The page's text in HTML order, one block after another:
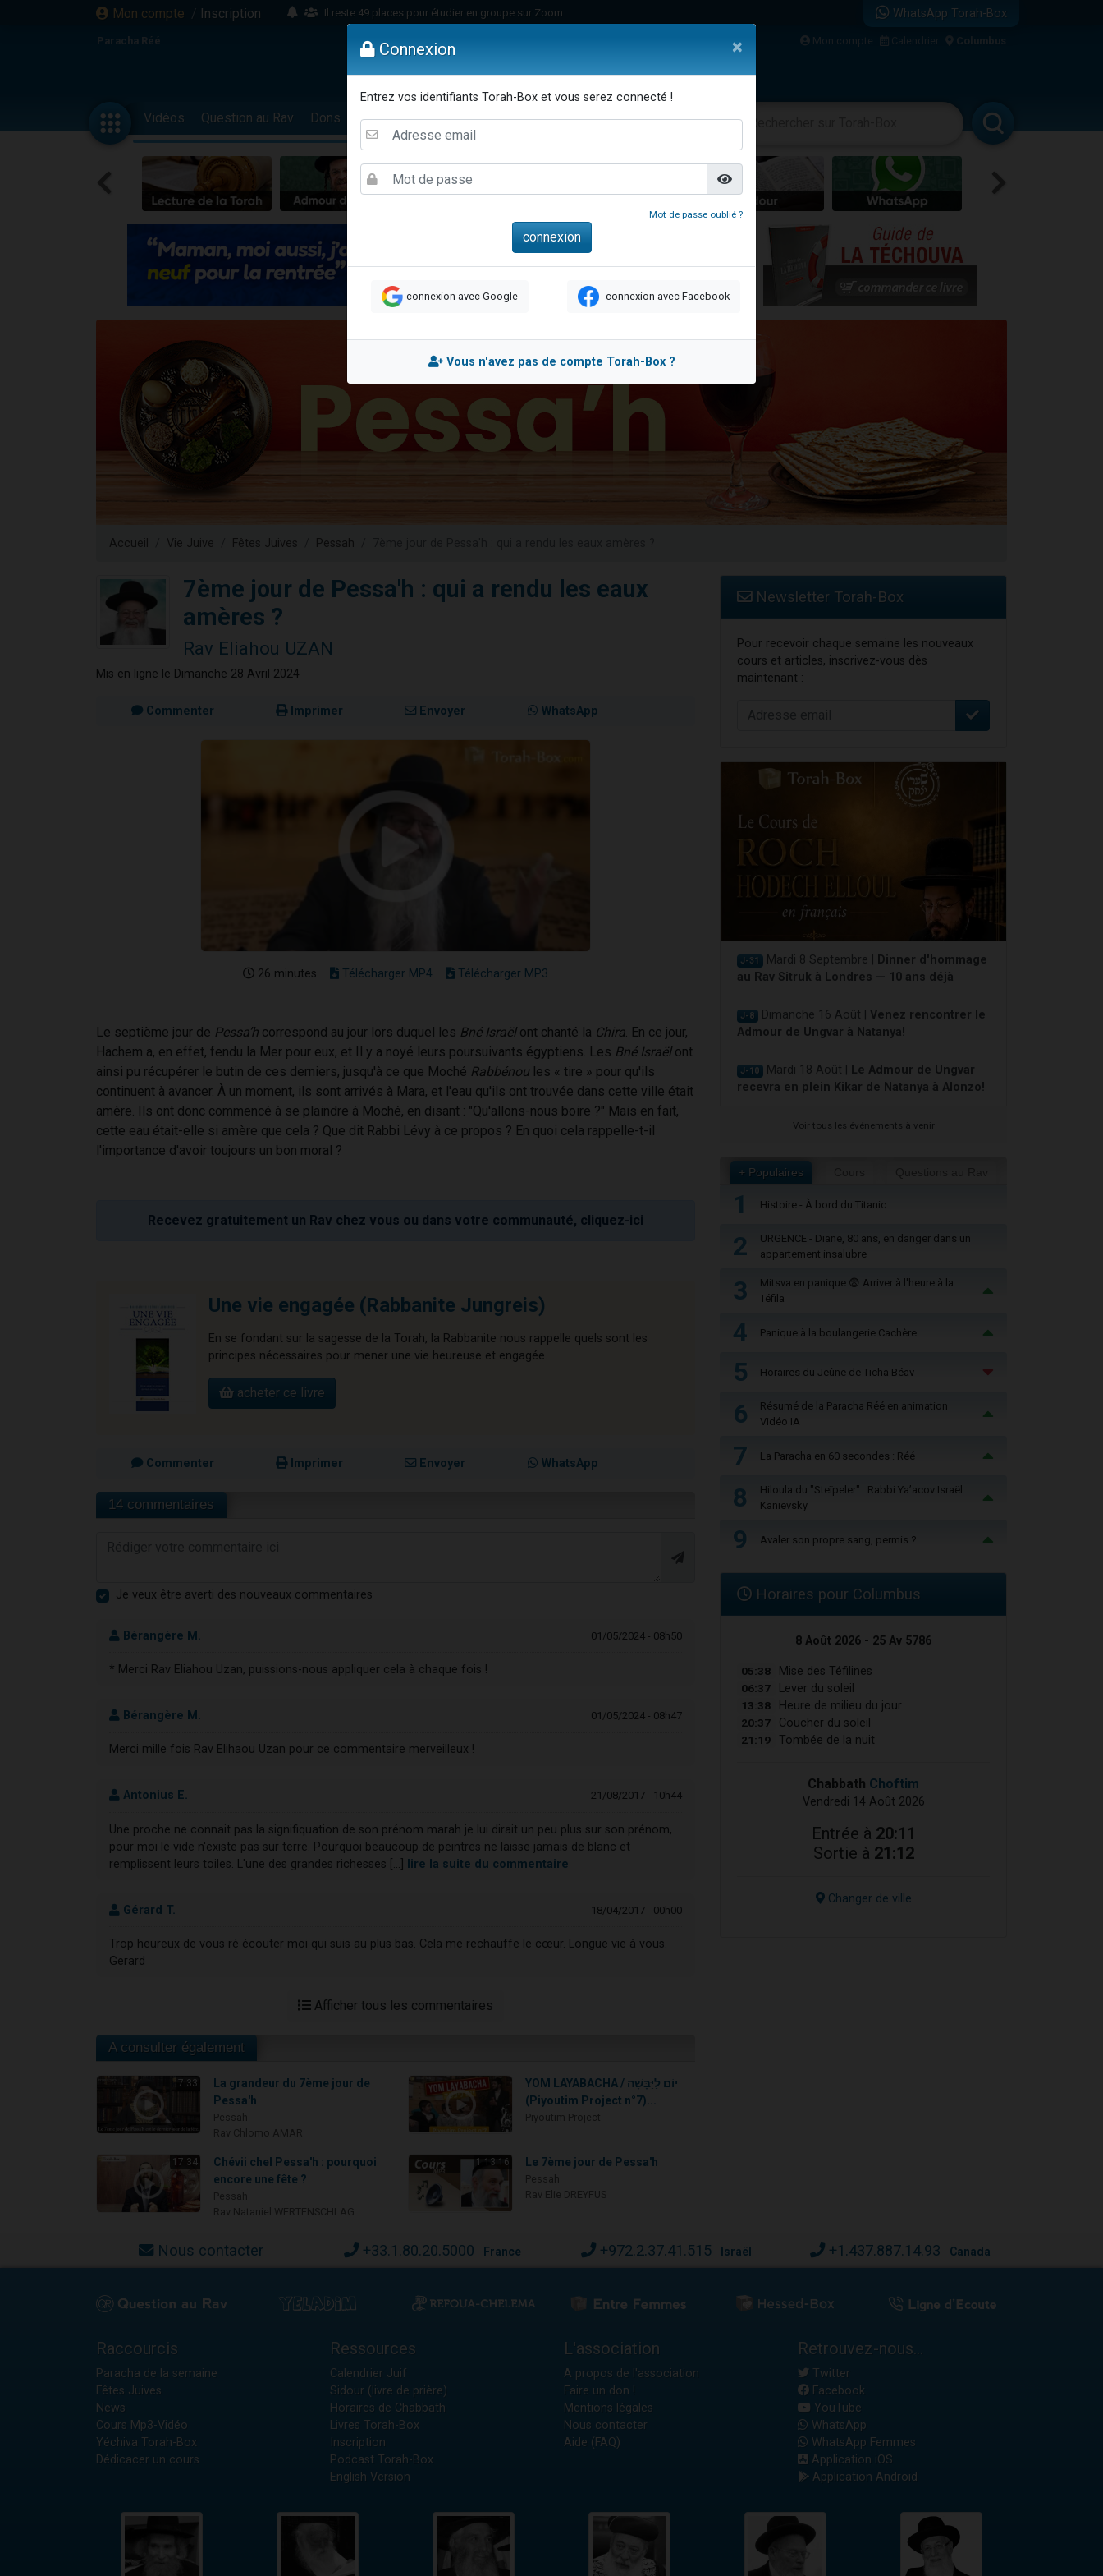
Mon compte / Inscription
Il reste 49 places pour étudier en groupe sur Zoom
16 personnes viennent de faire un don pour Diane, 80 ans, dans un appartement insalubre
2 personnes viennent de faire un don pour 1 Journée de Vacances Pour les Enfants
17 personnes viennent de demander une bénédiction
4 personnes viennent de nous rejoindre sur WhatsApp
Il reste 49 places pour étudier en groupe sur Zoom
4 personnes viennent de nous rejoindre sur WhatsApp
3 personnes viennent de nous rejoindre sur WhatsApp
Odaya vient de donner son Maasser
2 personnes viennent de nous rejoindre sur WhatsApp
13 personnes viennent de demander une bénédiction
30 personnes viennent de faire un don pour Sauvez la jambe de Yohan
Il reste 49 places pour étudier en groupe sur Zoom
WhatsApp Torah-Box
Paracha Réé Mon compte Calendrier Columbus
Vidéos Question au Rav Dons Femmes Enfants Etude sur Texte Musique Paracha Divertissements
Accueil Vie Juive Fêtes Juives Pessah
7ème jour de Pessa'h : qui a rendu les eaux
amères ?
Rav Eliahou UZAN
Mis en ligne le Dimanche 28 Avril 2024
Commenter Imprimer Envoyer WhatsApp
26 minutes Télécharger MP4 Télécharger MP3
Le septième jour de Pessa’h correspond au jour lors duquel les Bné Israëlont chanté la Chira. En ce jour,
Hachem a, en effet, fendu la Mer pour eux, et Il y a noyé leurs poursuivants égyptiens. Les Bné Israëlont
ainsi pu récupérer le butin de ces derniers, jusqu'à ce que Moché Rabbénou les « tire » pour qu'ils
continuent à avancer. À un moment, ils sont arrivés à Mara, et l'eau qu'ils ont trouvée dans cette ville était
amère. Ils ont donc commencé à se plaindre à Moché, en disant : "Qu'allons-nous boire ?" Mais en fait,
cette eau était-elle si amère que cela ? Que dit Rabbi Lévy à ce propos ? En quoi cela rappelle-t-il
l'importance d'avoir toujours un bon moral ?
Recevez gratuitement un Rav chez vous ou dans votre communauté, cliquez-ici
Une vie engagée (Rabbanite Jungreis)
En se fondant sur la sagesse de la Torah, la Rabbanite nous rappelle quels sont les
principes nécessaires pour mener une vie heureuse et engagée.
acheter ce livre
Commenter Imprimer Envoyer WhatsApp
14 commentaires
Je veux être averti des nouveaux commentaires
Bérangère M. 01/05/2024 - 08h50
* Merci Rav Eliahou Uzan, puissions-nous appliquer cela à chaque fois !
Bérangère M. 01/05/2024 - 08h47
Merci mille fois Rav Elihaou Uzan pour ce commentaire merveilleux !
Antonius E. 21/08/2017 - 10h44
Une proche ne connait pas la signifiquation de son prénom marah je lui dirait un peu plus sur son prénom,
pour moi le vide n'existe pas sur terre. Pourquoi beaucoup de peintres ne laisse jamais de blanc et
remplissent leurs toiles. L'une des grandes richesses [...]
lire la suite du commentaire
Gérard T. 18/04/2017 - 00h00
Trop heureux de vous ré écouter moi qui suis au plus bas. Cela me rechauffe le cœur. Longue vie à vous.
Gerard
Afficher tous les commentaires
A consulter également
7:33
La grandeur du 7ème jour de
Pessa'h
YOM LAYABACHA / יוֹם לַיַּבָּשָׁה
(Piyoutim Project n°7)...
17:34
Chévii chel Pessa'h : pourquoi
encore une fête ?
1:13:16 Le 7ème jour de Pessa'h
Newsletter Torah-Box
Pour recevoir chaque semaine les nouveaux
cours et articles, inscrivez-vous dès
maintenant :
J-31 Mardi 8 Septembre |
Dinner d'hommage
au Rav Sitruk à Londres — 10 ans déjà
J-8 Dimanche 16 Août | Venez rencontrer le
Admour de Ungvar à Natanya!
J-10 Mardi 18 Août |
Le Admour de Ungvar
recevra en plein Kikar de Natanya à Alonzo!
Voir tous les événements à venir
+ Populaires
1 Histoire - À bord du Titanic
2
URGENCE - Diane, 80 ans, en danger dans un
appartement insalubre
3
Mitsva en panique 😨 Arriver à l'heure à la
Téfila
4 Panique à la boulangerie Cachère
5 Horaires du Jeûne de Ticha Béav
6
Résumé de la Paracha Réé en animation
Vidéo IA
7 La Paracha en 60 secondes : Réé
8
Hiloula du "Steïpeler" : Rabbi Ya’acov Israël
Kanievsky
9 Avaler son propre sang, permis ?
Horaires pour Columbus
8 Août 2026 - 25 Av 5786
05:38 Mise des Téfilines
06:37 Lever du soleil
13:38 Heure de milieu du jour
20:37 Coucher du soleil
21:19 Tombée de la nuit
Chabbath Choftim
Vendredi 14 Août 2026
Entrée à 20:11
Sortie à 21:12
Changer de ville
Nous contacter +33.1.80.20.5000 France +972.2.37.41.515 Israël +1.437.887.14.93 Canada
Raccourcis
Paracha de la semaine
Fêtes Juives
News
Cours Mp3-Vidéo
Yéchiva Torah-Box
Dédicacer un cours
Ressources
Calendrier Juif
Sidour (livre de prière)
Horaires de Chabbath
Livres Torah-Box
Inscription
Podcast Torah-Box
English Version
L'association
A propos de l'association
Faire un don !
Mentions légales
Nous contacter
Aide (FAQ)
Retrouvez-nous...
Twitter
Facebook
YouTube
WhatsApp
WhatsApp Femmes
Application iOS
Application Android
Connexion ×
Entrez vos identifiants Torah-Box et vous serez connecté !
Mot de passe oublié ?
connexion avec Google connexion avec Facebook
Vous n'avez pas de compte Torah-Box ?